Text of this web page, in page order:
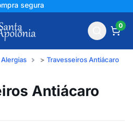
mil avaliações
0
Alergias Travesseiros Antiácaro
Antiácaro